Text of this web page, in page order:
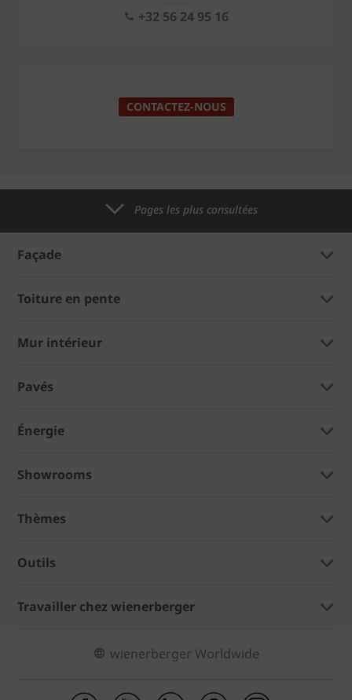
+32 56 24 95 16
CONTACTEZ-NOUS
Pages les plus consultées
Façade
Toiture en pente
Mur intérieur
Pavés
Énergie
Showrooms
Thèmes
Outils
Travailler chez wienerberger
wienerberger Worldwide